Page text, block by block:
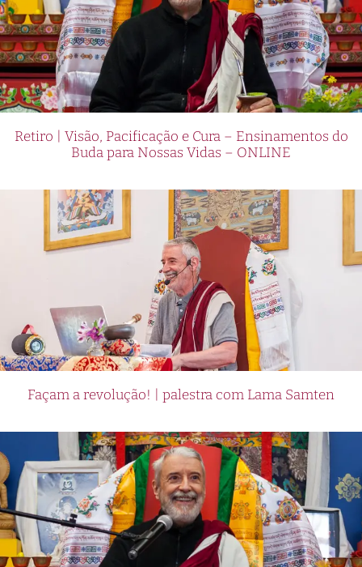
Retiro | Visão, Pacificação e Cura – Ensinamentos do
Buda para Nossas Vidas – ONLINE
Façam a revolução! | palestra com Lama Samten